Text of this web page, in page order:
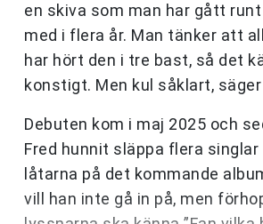
en skiva som man har gått
med i flera år. Man tänker att
har hört den i tre bast, så det
konstigt. Men kul såklart, säger
Debuten kom i maj 2025 och
Fred hunnit släppa flera singlar
låtarna på det kommande
vill han inte gå in på, men